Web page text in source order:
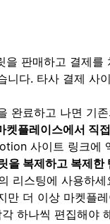
을 판매하고 결제를
니다. 타사 결제 사
완료하고 나면 기
켓플레이스에서 직접
사이트 링크에
을 복제하고 복제
리스팅에 사용하세
만 더 이상 마켓플
하나씩 편집해야